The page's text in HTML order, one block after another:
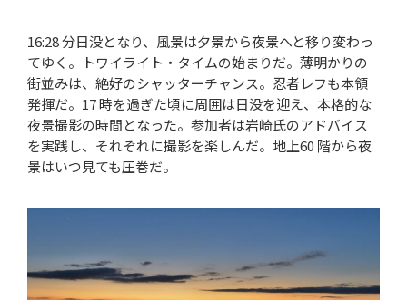
16:28 分日没となり、風景は夕景から夜景へと移り変わっ
てゆく。トワイライト・タイムの始まりだ。薄明かりの
街並みは、絶好のシャッターチャンス。忍者レフも本領
発揮だ。17 時を過ぎた頃に周囲は日没を迎え、本格的な
夜景撮影の時間となった。参加者は岩崎氏のアドバイス
を実践し、それぞれに撮影を楽しんだ。地上60 階から夜
景はいつ見ても圧巻だ。